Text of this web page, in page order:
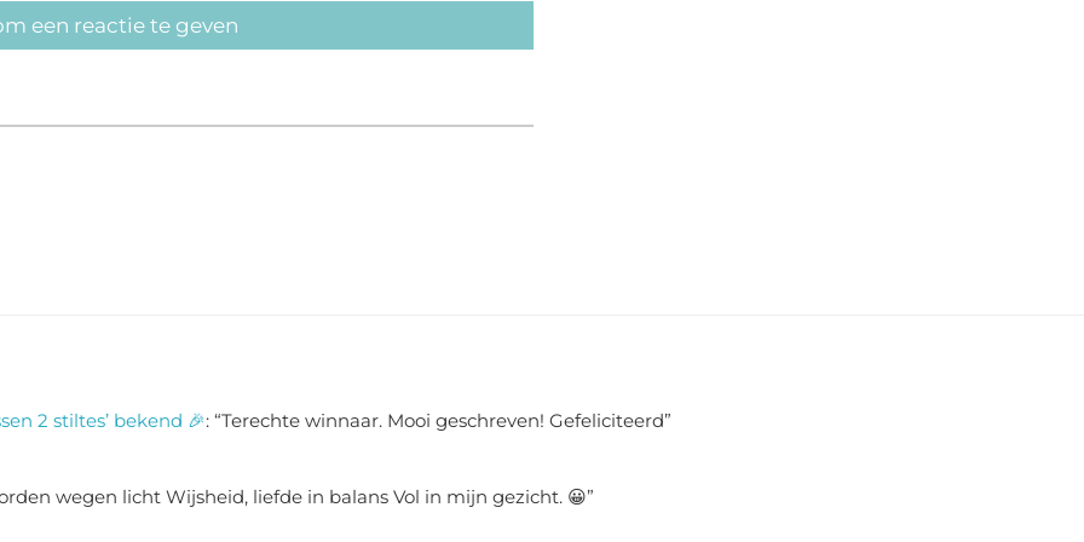
een reactie te geven
2 stiltes’ bekend 🎉: “Terechte winnaar. Mooi geschreven! Gefeliciteerd”
wegen licht Wijsheid, liefde in balans Vol in mijn gezicht. 😀”